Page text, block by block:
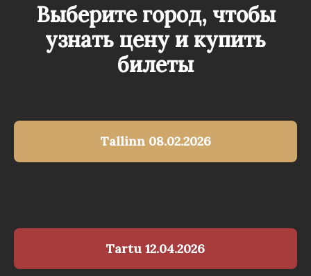
Выберите город, чтобы
узнать цену и купить
билеты
Tallinn 08.02.2026
Tartu 12.04.2026